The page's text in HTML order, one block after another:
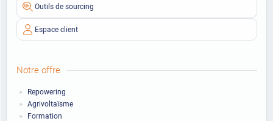
Outils de sourcing
Espace client
Notre offre
Repowering
Agrivoltaïsme
Formation